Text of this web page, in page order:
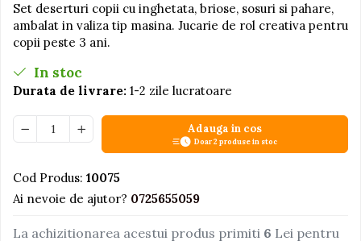
Figurine
Ateliere si unelte
Blocuri de constructie
Covorase de dans
Creative
De plus
Set deserturi copii cu inghetata, briose, sosuri si pahare,
ambalat in valiza tip masina. Jucarie de rol creativa pentru
copii peste 3 ani.
In stoc
Durata de livrare: 1-2 zile lucratoare
Adauga in cos
Doar 2 produse in stoc
Cod Produs: 10075
Ai nevoie de ajutor? 0725655059
La achizitionarea acestui produs primiti 6 Lei pentru